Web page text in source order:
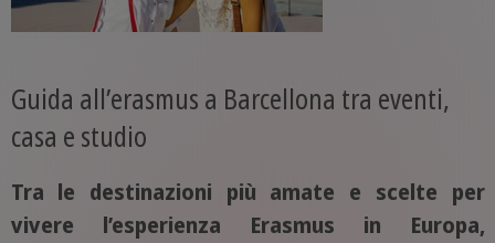
Guida all’erasmus a Barcellona tra eventi,
casa e studio
Tra le destinazioni più amate e scelte per
vivere l’esperienza Erasmus in Europa,